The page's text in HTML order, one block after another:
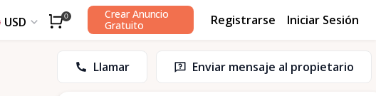
USD 0
Crear Anuncio
Gratuito
Registrarse Iniciar Sesión
Llamar Enviar mensaje al propietario